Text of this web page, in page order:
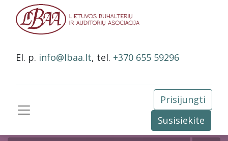
El. p. info@lbaa.lt, tel. +370 655 59296
Prisijungti
Susisiekite